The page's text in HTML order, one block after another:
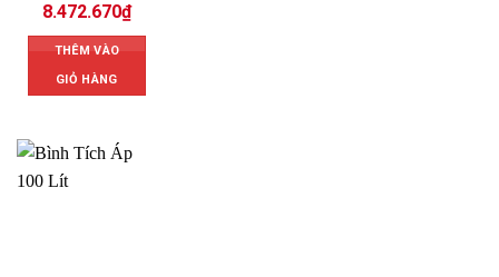
8.472.670₫
THÊM VÀO
GIỎ HÀNG